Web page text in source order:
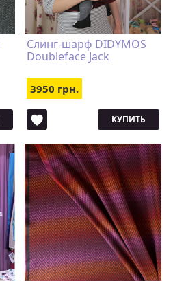
Слинг-шарф DIDYMOS
Doubleface Jack
3950 грн.
КУПИТЬ